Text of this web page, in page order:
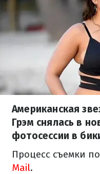
Американская
Грэм снялась в
фотосессии в
Процесс съемки
Mail.